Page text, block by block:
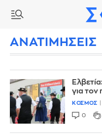
ΑΝΑΤΙΜΗΣΕΙΣ
για
ΚΟΣΜΟΣ
0